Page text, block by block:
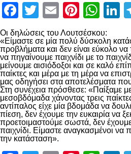
Facebook
Twitter
Email
Οι δηλώσεις του Λουτσέσκου:
«Είμαστε σε μία πολύ δύσκολη
προβλήματα και δεν είναι εύκολο να
να πηγαίνουμε παιχνίδι με το
μείνουμε αισιόδοξοι και σε καλό
παίκτες και μέρα με τη μέρα να
μας οδηγήσει στα αποτελέσματα
Στη συνέχεια πρόσθεσε: «Παίξαμε
μεσοβδόμαδα χάνοντας τρεις
αντίπαλος είχε μία βδομάδα να
πίεση, δεν έχουμε την ευκαιρία να
προετοιμαστούμε σωστά, δεν
παιχνίδι. Είμαστε αναγκασμένοι να
την κατάσταση».